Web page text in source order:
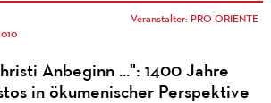
Veranstalter: PRO ORIENTE
Anbeginn ...": 1400 Jahre
in ökumenischer Perspektive